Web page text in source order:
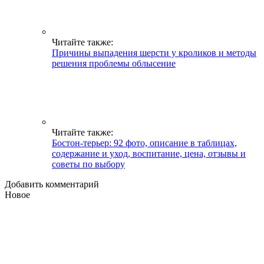
Читайте также:
Причины выпадения шерсти у кроликов и методы
решения проблемы облысение
Читайте также:
Бостон-терьер: 92 фото, описание в таблицах,
содержание и уход, воспитание, цена, отзывы и
советы по выбору
Добавить комментарий
Новое